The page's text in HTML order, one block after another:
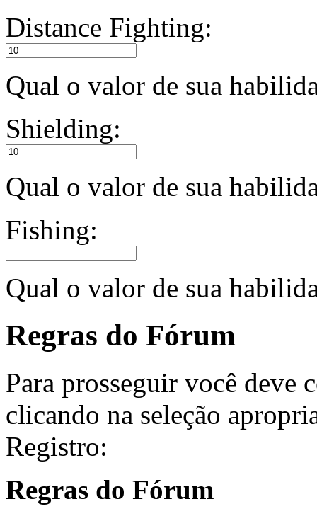
Distance Fighting:
Qual o valor de sua
Shielding:
Qual o valor de sua
Fishing:
Qual o valor de sua
Regras do Fórum
Para prosseguir você deve
clicando na seleção
Registro:
Regras do Fórum